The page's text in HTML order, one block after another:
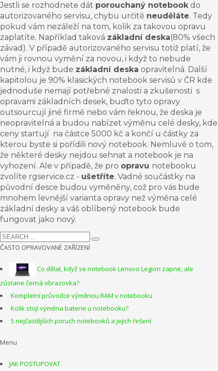
Jestli se rozhodnete dát porouchaný notebookdo
autorizovaného servisu, chybu určitě neuděláte. Tedy
pokud vám nezáleží na tom, kolik za takovou opravu
zaplatíte. Například taková základní deska(80% všech
závad). V případě autorizovaného servisu totiž platí, že
vám ji rovnou vymění za novou, i když to nebude
nutné, i když bude základní deska opravitelná. Další
kapitolou je 90% klasických notebook servisů v ČR kde
jednoduše nemají potřebné znalosti a zkušenosti s
opravami základních desek, buďto tyto opravy
outsourcují jiné firmě nebo vám řeknou, že deska je
neopravitelná a budou nabízet výměnu celé desky, kde
ceny startují na částce 5000 kč a končí u částky za
kterou byste si pořídili nový notebook. Nemluvě o tom,
že některé desky nejdou sehnat a notebook je na
vyhození. Ale v případě, že pro opravu notebooku
zvolíte rgservice.cz - ušetříte. Vadné součástky na
původní desce budou vyměněny, což pro vás bude
mnohem levnější varianta opravy než výměna celé
základní desky a váš oblíbený notebook bude
fungovat jako nový.
ČASTO OPRAVOVANÉ ZAŘÍZENÍ
Co dělat, když se notebook Lenovo Legion zapne, ale
zůstane černá obrazovka?
Kompletní průvodce výměnou RAM v notebooku
Kolik stojí výměna baterie u notebooku?
5 nejčastějších poruch notebooků a jejich řešení
Menu
JAK POSTUPOVAT